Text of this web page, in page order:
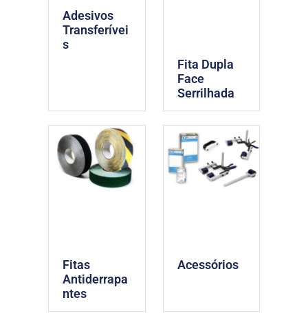
Adesivos
Transferívei
s
Fita Dupla
Face
Serrilhada
Fitas
Antiderrapa
ntes
Acessórios